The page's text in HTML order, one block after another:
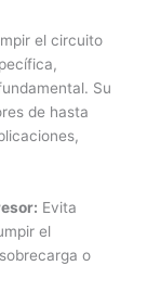
el circuito
Su
de hasta
Evita
el
o